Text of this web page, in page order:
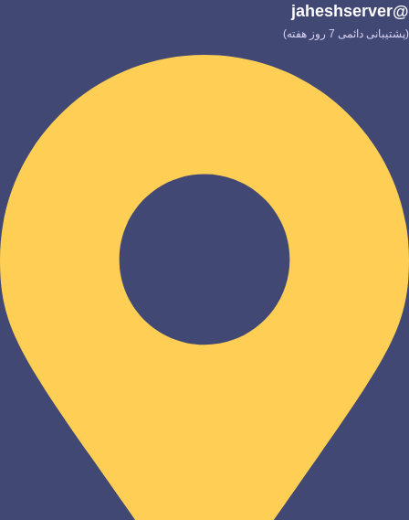
@jaheshserver
(پشتیبانی دائمی 7 روز هفته)